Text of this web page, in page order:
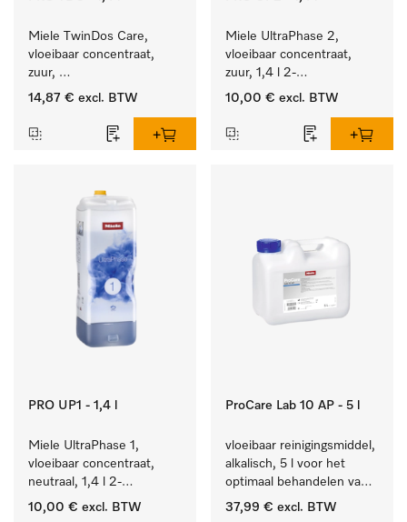
Miele TwinDos Care,
vloeibaar concentraat,
zuur,
1,4 l Reinigingsmiddel
doseersysteem.
14,87 € excl. BTW
Miele UltraPhase 2,
vloeibaar concentraat,
zuur, 1,4 l 2-
componentenwasmiddel
wasgoed.
10,00 € excl. BTW
PRO UP1 - 1,4 l
Miele UltraPhase 1,
vloeibaar concentraat,
neutraal, 1,4 l 2-
componentenwasmiddel
10,00 € excl. BTW
ProCare Lab 10 AP - 5 l
vloeibaar reinigingsmiddel,
alkalisch, 5 l voor het
optimaal behandelen van
laboratoriumhulpstukken.
37,99 € excl. BTW